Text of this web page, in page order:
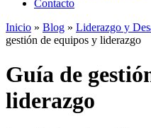
Contacto
Inicio » Blog » Liderazgo y
gestión de equipos y liderazgo
Guía de
liderazgo